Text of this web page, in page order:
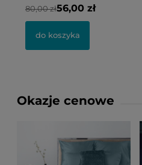
80,00 zł56,00 zł
do koszyka
Okazje cenowe